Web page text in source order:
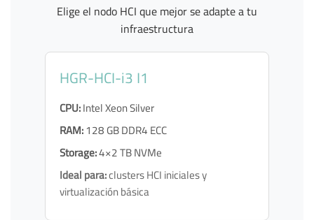
Elige el nodo HCI que mejor se adapte a tu
infraestructura
HGR-HCI-i3 I1
CPU:Intel Xeon Silver
RAM:128 GB DDR4 ECC
Storage:4×2 TB NVMe
Ideal para:clusters HCI iniciales y
virtualización básica